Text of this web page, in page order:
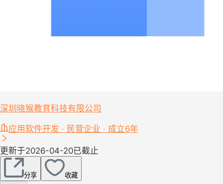
深圳晓猴教育科技有限公司
应用软件开发 · 民营企业 · 成立6年
更新于2026-04-20已截止
分享 收藏